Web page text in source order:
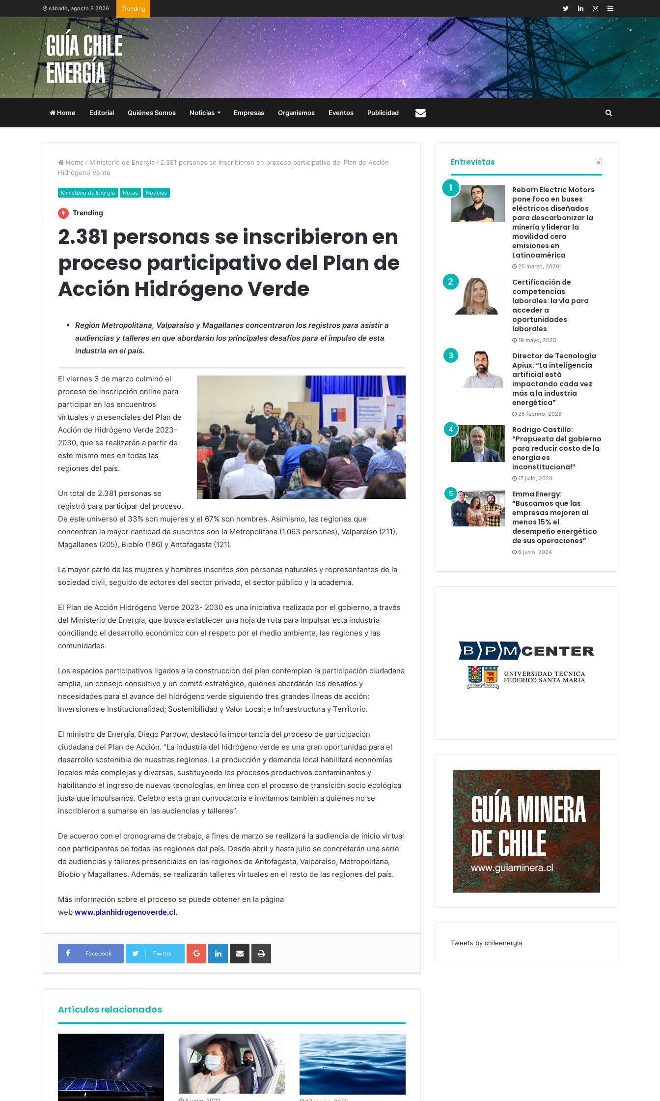
sábado, agosto 8 2026 Trending Sidebar
Home Editorial Quiénes Somos Noticias Empresas Organismos Eventos Publicidad
Home / Ministerio de Energía / 2.381 personas se inscribieron en proceso participativo del Plan de Acción
Hidrógeno Verde
Ministerio de Energía Notas Noticias
Trending
2.381 personas se inscribieron en
proceso participativo del Plan de
Acción Hidrógeno Verde
Región Metropolitana, Valparaíso y Magallanes concentraron los registros para asistir a
audiencias y talleres en que abordarán los principales desafíos para el impulso de esta
industria en el país.
El viernes 3 de marzo culminó el
proceso de inscripción online para
participar en los encuentros
virtuales y presenciales del Plan de
Acción de Hidrógeno Verde 2023-
2030, que se realizarán a partir de
este mismo mes en todas las
regiones del país.
Un total de 2.381 personas se
registró para participar del proceso.
De este universo el 33% son mujeres y el 67% son hombres. Asimismo, las regiones que
concentran la mayor cantidad de suscritos son la Metropolitana (1.063 personas), Valparaíso (211),
Magallanes (205), Biobío (186) y Antofagasta (121).
La mayor parte de las mujeres y hombres inscritos son personas naturales y representantes de la
sociedad civil, seguido de actores del sector privado, el sector público y la academia.
El Plan de Acción Hidrógeno Verde 2023- 2030 es una iniciativa realizada por el gobierno, a través
del Ministerio de Energía, que busca establecer una hoja de ruta para impulsar esta industria
conciliando el desarrollo económico con el respeto por el medio ambiente, las regiones y las
comunidades.
Los espacios participativos ligados a la construcción del plan contemplan la participación ciudadana
amplia, un consejo consultivo y un comité estratégico, quienes abordarán los desafíos y
necesidades para el avance del hidrógeno verde siguiendo tres grandes líneas de acción:
Inversiones e Institucionalidad; Sostenibilidad y Valor Local; e Infraestructura y Territorio.
El ministro de Energía, Diego Pardow, destacó la importancia del proceso de participación
ciudadana del Plan de Acción. “La industria del hidrógeno verde es una gran oportunidad para el
desarrollo sostenible de nuestras regiones. La producción y demanda local habilitará economías
locales más complejas y diversas, sustituyendo los procesos productivos contaminantes y
habilitando el ingreso de nuevas tecnologías, en línea con el proceso de transición socio ecológica
justa que impulsamos. Celebro esta gran convocatoria e invitamos también a quienes no se
inscribieron a sumarse en las audiencias y talleres”.
De acuerdo con el cronograma de trabajo, a fines de marzo se realizará la audiencia de inicio virtual
con participantes de todas las regiones del país. Desde abril y hasta julio se concretarán una serie
de audiencias y talleres presenciales en las regiones de Antofagasta, Valparaíso, Metropolitana,
Biobío y Magallanes. Además, se realizarán talleres virtuales en el resto de las regiones del país.
Más información sobre el proceso se puede obtener en la página
web www.planhidrogenoverde.cl.
Facebook Twitter
Google+ LinkedIn
Artículos relacionados
Entrevistas
Reborn Electric Motors
pone foco en buses
eléctricos diseñados
para descarbonizar la
minería y liderar la
movilidad cero
emisiones en
Latinoamérica
25 marzo, 2026
Certificación de
competencias
laborales: la vía para
acceder a
oportunidades
laborales
19 mayo, 2025
Director de Tecnología
Apiux: “La inteligencia
artificial está
impactando cada vez
más a la industria
energética”
25 febrero, 2025
Rodrigo Castillo:
“Propuesta del gobierno
para reducir costo de la
energía es
inconstitucional”
17 julio, 2024
Emma Energy:
“Buscamos que las
empresas mejoren al
menos 15% el
desempeño energético
de sus operaciones”
6 junio, 2024
Tweets by chileenergia